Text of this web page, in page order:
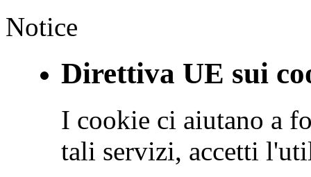
Notice
Direttiva UE sui
I cookie ci aiutano a
tali servizi, accetti